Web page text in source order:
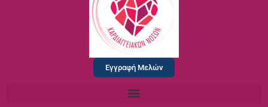
Εγγραφή Μελών